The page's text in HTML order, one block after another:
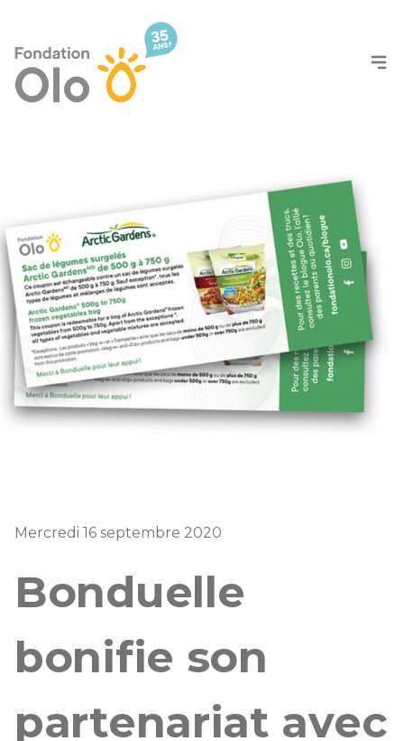
Mercredi 16 septembre 2020
Bonduelle
bonifie son
partenariat avec